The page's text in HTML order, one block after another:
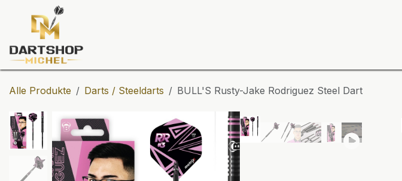
Zum Inhalt springen
Alle Produkte Darts / Steeldarts BULL'S Rusty-Jake Rodriguez Steel Dart